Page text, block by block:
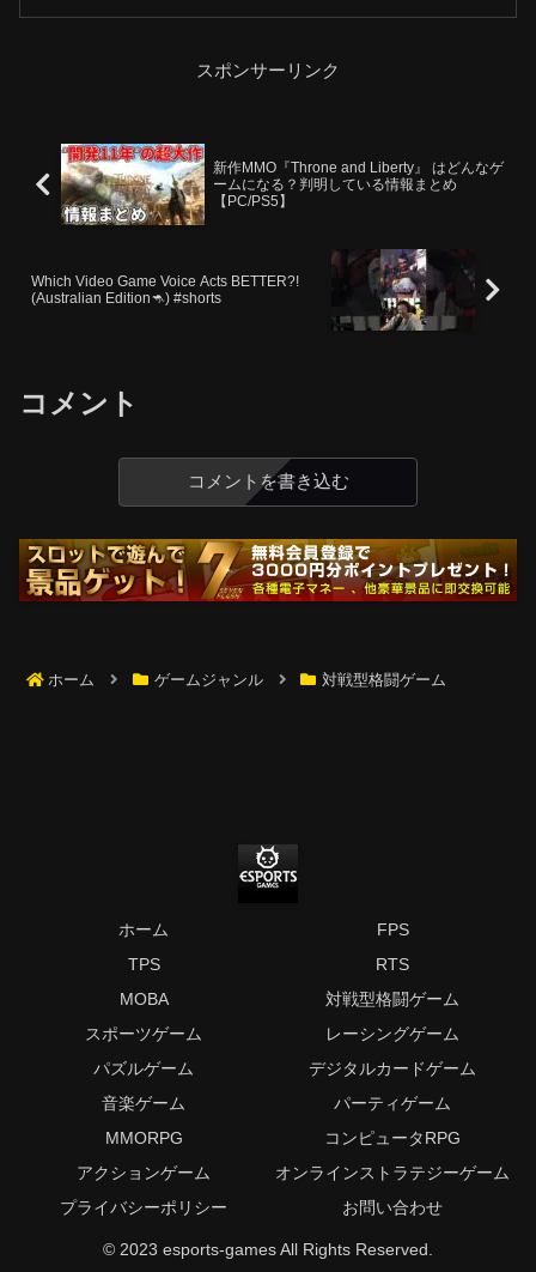
スポンサーリンク
新作MMO『Throne and Liberty』 はどんなゲ
ームになる？判明している情報まとめ
【PC/PS5】
Which Video Game Voice Acts BETTER?!
(Australian Edition🦘) #shorts
コメント
コメントを書き込む
ホーム ゲームジャンル 対戦型格闘ゲーム
ホーム
FPS
TPS
RTS
MOBA
対戦型格闘ゲーム
スポーツゲーム
レーシングゲーム
パズルゲーム
デジタルカードゲーム
音楽ゲーム
パーティゲーム
MMORPG
コンピュータRPG
アクションゲーム
オンラインストラテジーゲーム
プライバシーポリシー
お問い合わせ
© 2023 esports-games All Rights Reserved.